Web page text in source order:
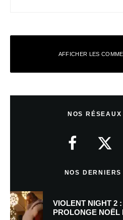
AFFICHER LES
NOS
NOS
VIOLENT NIGHT 2
PROLONGE NOËL